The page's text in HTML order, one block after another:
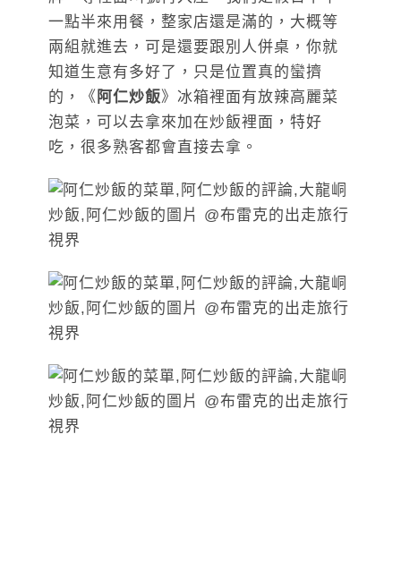
一點半來用餐，整家店還是滿的，大概等
兩組就進去，可是還要跟別人併桌，你就
知道生意有多好了，只是位置真的蠻擠
的，《 阿仁炒飯》冰箱裡面有放辣高麗菜
泡菜，可以去拿來加在炒飯裡面，特好
吃，很多熟客都會直接去拿。